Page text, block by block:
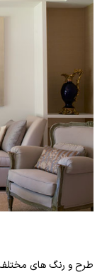
طرح و رنگ های مختلف